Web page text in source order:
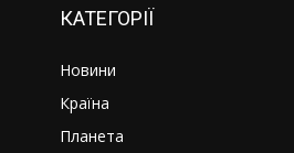
КАТЕГОРІЇ
Новини
Країна
Планета